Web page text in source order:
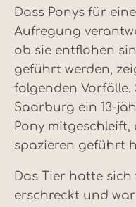
Dass Ponys für
Aufregung
ob sie entflohen
geführt werden,
folgenden Vorfälle.
Saarburg ein 13-
Pony
spazieren geführt
Das Tier hatte
erschreckt und